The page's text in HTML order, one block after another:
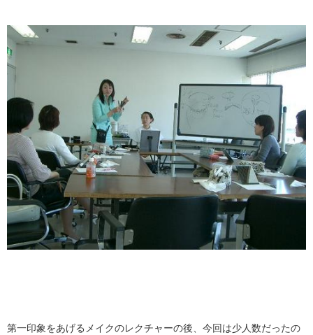
第一印象をあげるメイクのレクチャーの後、今回は少人数だったの